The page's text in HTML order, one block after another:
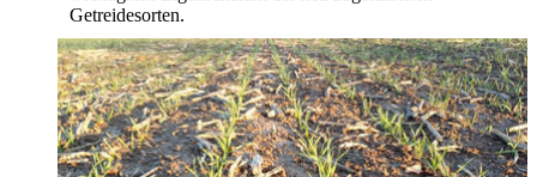
Getreidesorten.